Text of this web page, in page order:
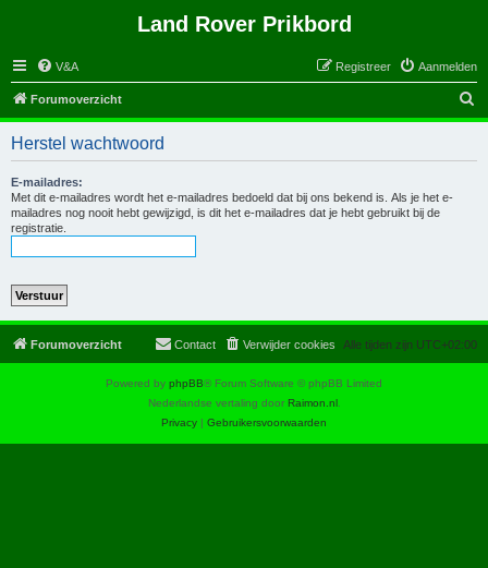
Land Rover Prikbord
V&A Aanmelden
Registreer
Forumoverzicht
o
Herstel wachtwoord
E-mailadres:
Met dit e-mailadres wordt het e-mailadres bedoeld dat bij ons bekend is. Als je het e-
mailadres nog nooit hebt gewijzigd, is dit het e-mailadres dat je hebt gebruikt bij de
registratie.
Forumoverzicht Alle tijden zijn UTC+02:00
Verwijder cookies
Contact
Powered by phpBB® Forum Software © phpBB Limited
Nederlandse vertaling door Raimon.nl.
Privacy | Gebruikersvoorwaarden